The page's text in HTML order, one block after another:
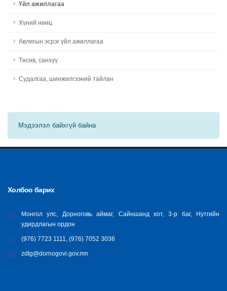
Үйл ажиллагаа
Хүний нөөц
Авлигын эсрэг үйл ажиллагаа
Төсөв, санхүү
Судалгаа, шинжилгээний тайлан
Мэдээлэл байхгүй байна
Холбоо барих
Монгол улс, Дорноговь аймаг, Сайншанд хот, 3-р баг, Нутгийн
удирдлагын ордон
(976) 7723 1111, (976) 7052 3036
zdtg@dornogovi.gov.mn